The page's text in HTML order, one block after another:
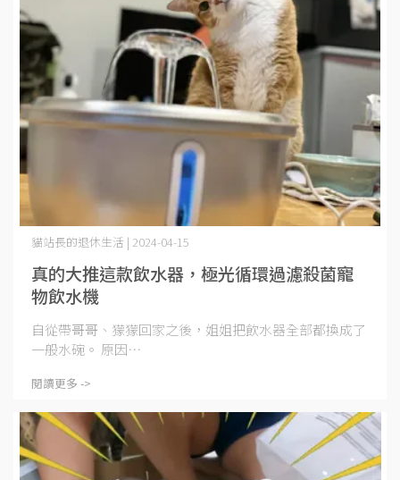
真的大推這款飲水器，極光循環過濾殺菌寵
物飲水機
貓站長的退休生活 | 2024-04-15
自從帶哥哥、獴獴回家之後，姐姐把飲水器全部都換成了
一般水碗。 原因⋯
閱讀更多 ->